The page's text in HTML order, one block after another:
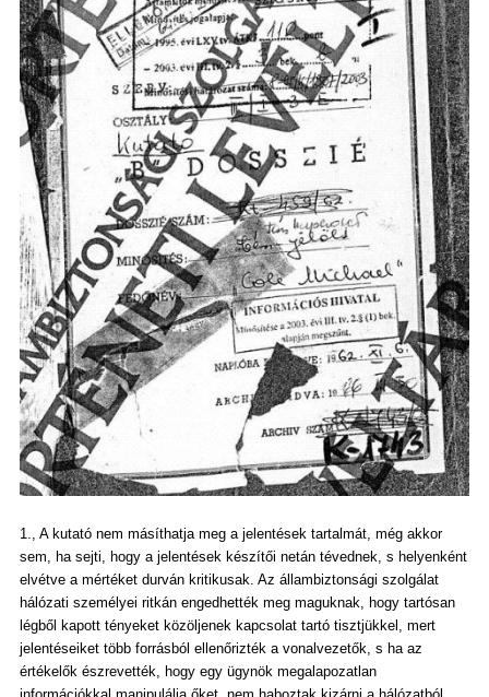
1., A kutató nem másíthatja meg a jelentések tartalmát, még akkor
sem, ha sejti, hogy a jelentések készítői netán tévednek, s helyenként
elvétve a mértéket durván kritikusak. Az állambiztonsági szolgálat
hálózati személyei ritkán engedhették meg maguknak, hogy tartósan
légből kapott tényeket közöljenek kapcsolat tartó tisztjükkel, mert
jelentéseiket több forrásból ellenőrizték a vonalvezetők, s ha az
értékelők észrevették, hogy egy ügynök megalapozatlan